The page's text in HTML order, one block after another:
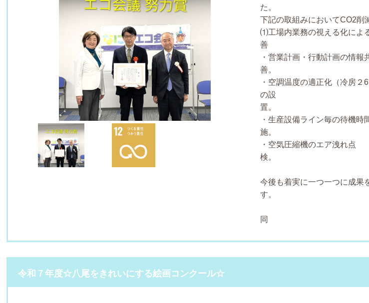
下記の取組みにおいてCO2削
⑴工場内業務の視える化によ
・営業計画・行動計画の情報
・空調温度の適正化（冷房
の設
・生産設備ライン毎の待機
・空気圧縮機のエア洩れ点
今後も着実に一つ一つに成果
す
従業
令和７年度☆八尾をきれいにする絵画コンクール☆